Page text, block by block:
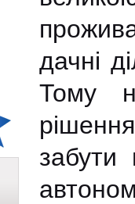
дачні
Тому